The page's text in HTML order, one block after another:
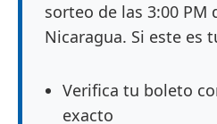
sorteo de las 3:00 PM
Nicaragua. Si este es
Verifica tu boleto
exacto